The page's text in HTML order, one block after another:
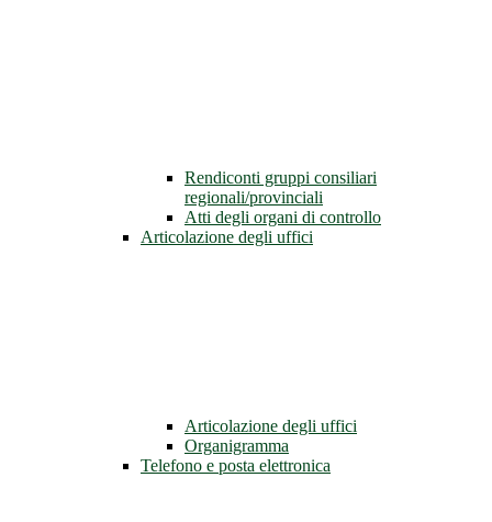
Rendiconti gruppi consiliari
regionali/provinciali
Atti degli organi di controllo
Articolazione degli uffici
Articolazione degli uffici
Organigramma
Telefono e posta elettronica